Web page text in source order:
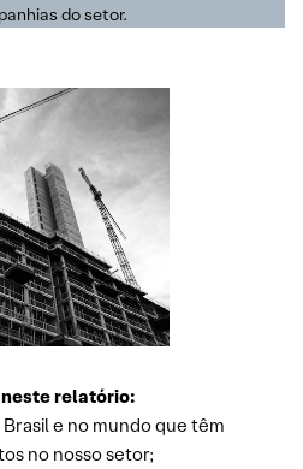
do setor.
relatório:
e no mundo que têm
no nosso setor;